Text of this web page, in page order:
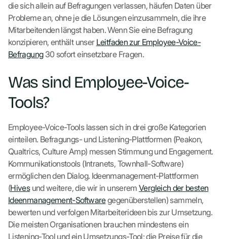
die sich allein auf Befragungen verlassen, häufen Daten über
Probleme an, ohne je die Lösungen einzusammeln, die ihre
Mitarbeitenden längst haben. Wenn Sie eine Befragung
konzipieren, enthält unser Leitfaden zur Employee-Voice-
Befragung30 sofort einsetzbare Fragen.
Was sind Employee-Voice-
Tools?
Employee-Voice-Tools lassen sich in drei große Kategorien
einteilen. Befragungs- und Listening-Plattformen (Peakon,
Qualtrics, Culture Amp) messen Stimmung und Engagement.
Kommunikationstools (Intranets, Townhall-Software)
ermöglichen den Dialog. Ideenmanagement-Plattformen
(Hivesund weitere, die wir in unseremVergleich der besten
Ideenmanagement-Softwaregegenüberstellen) sammeln,
bewerten und verfolgen Mitarbeiterideen bis zur Umsetzung.
Die meisten Organisationen brauchen mindestens ein
Listening-Tool und ein Umsetzungs-Tool; die Preise für die